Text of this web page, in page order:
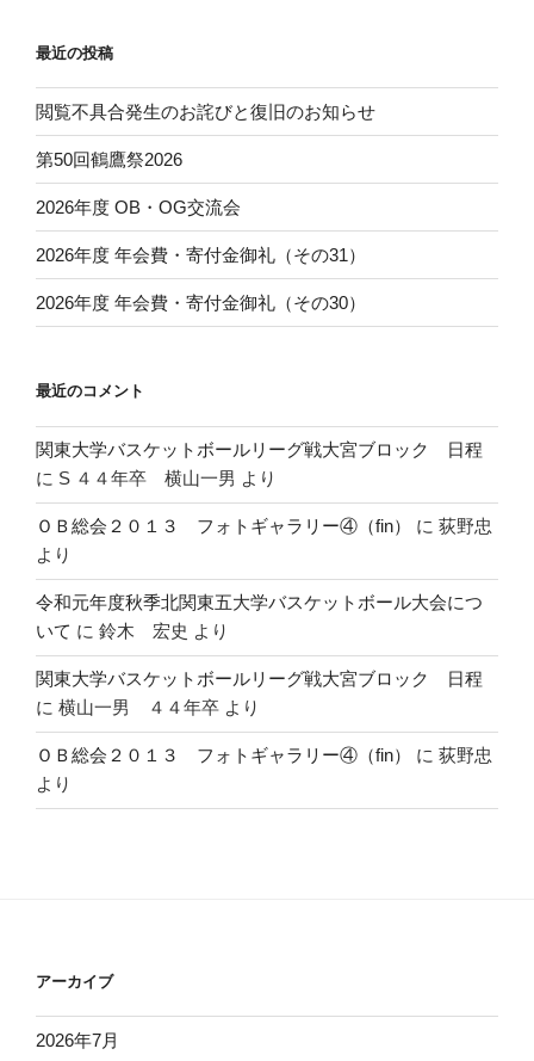
最近の投稿
閲覧不具合発生のお詫びと復旧のお知らせ
第50回鶴鷹祭2026
2026年度 OB・OG交流会
2026年度 年会費・寄付金御礼（その31）
2026年度 年会費・寄付金御礼（その30）
最近のコメント
関東大学バスケットボールリーグ戦大宮ブロック 日程
に S ４４年卒 横山一男 より
ＯＢ総会２０１３ フォトギャラリー④（fin） に 荻野忠
より
令和元年度秋季北関東五大学バスケットボール大会につ
いて に 鈴木 宏史 より
関東大学バスケットボールリーグ戦大宮ブロック 日程
に 横山一男 ４４年卒 より
ＯＢ総会２０１３ フォトギャラリー④（fin） に 荻野忠
より
アーカイブ
2026年7月